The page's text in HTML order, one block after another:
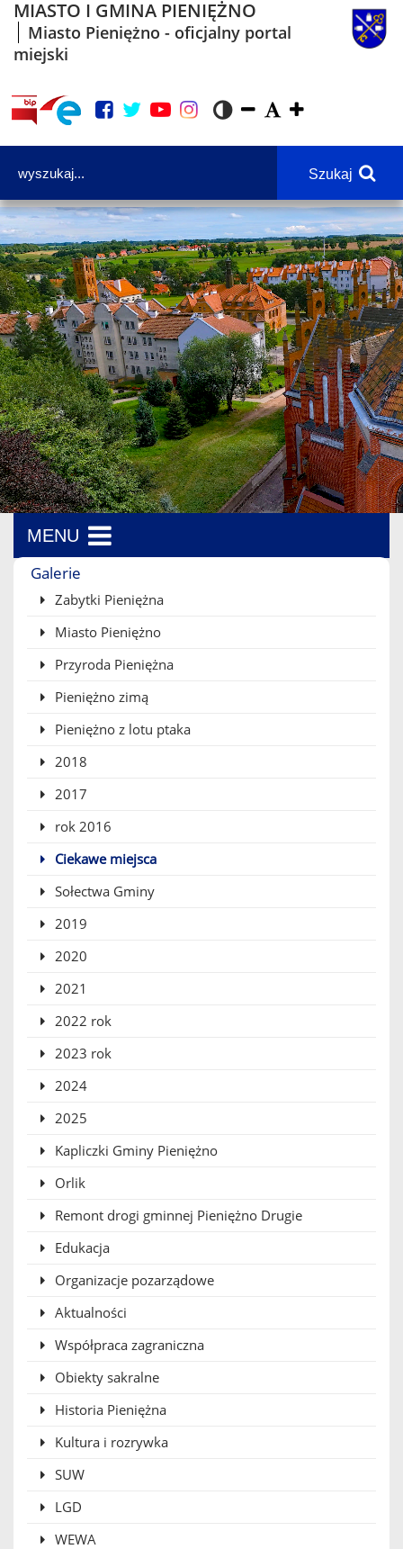
MIASTO I GMINA PIENIĘŻNO
Miasto Pieniężno - oficjalny portal
miejski
Szukaj
MENU
Menu boczne
Galerie
Zabytki Pieniężna
Miasto Pieniężno
Przyroda Pieniężna
Pieniężno zimą
Pieniężno z lotu ptaka
2018
2017
rok 2016
Ciekawe miejsca
Sołectwa Gminy
2019
2020
2021
2022 rok
2023 rok
2024
2025
Kapliczki Gminy Pieniężno
Orlik
Remont drogi gminnej Pieniężno Drugie
Edukacja
Organizacje pozarządowe
Aktualności
Współpraca zagraniczna
Obiekty sakralne
Historia Pieniężna
Kultura i rozrywka
SUW
LGD
WEWA